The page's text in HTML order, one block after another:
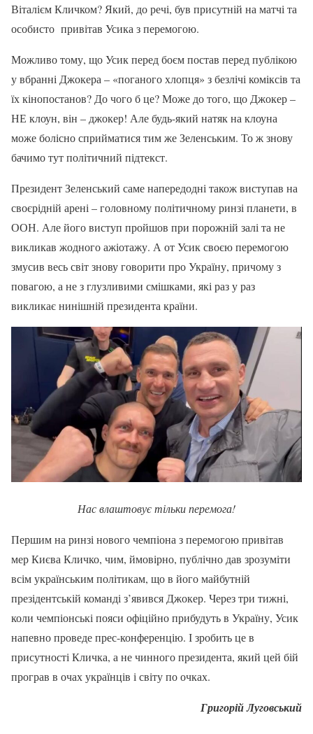
Віталієм Кличком? Який, до речі, був присутній на матчі та
особисто привітав Усика з перемогою.
Можливо тому, що Усик перед боєм постав перед публікою
у вбранні Джокера – «поганого хлопця» з безлічі коміксів та
їх кінопостанов? До чого б це? Може до того, що Джокер –
НЕ клоун, він – джокер! Але будь-який натяк на клоуна
може болісно сприйматися тим же Зеленським. То ж знову
бачимо тут політичний підтекст.
Президент Зеленський саме напередодні також виступав на
своєрідній арені – головному політичному ринзі планети, в
ООН. Але його виступ пройшов при порожній залі та не
викликав жодного ажіотажу. А от Усик своєю перемогою
змусив весь світ знову говорити про Україну, причому з
повагою, а не з глузливими смішками, які раз у раз
викликає нинішній президента країни.
Нас влаштовує тільки перемога!
Першим на ринзі нового чемпіона з перемогою привітав
мер Києва Кличко, чим, ймовірно, публічно дав зрозуміти
всім українським політикам, що в його майбутній
презідентській команді з’явився Джокер. Через три тижні,
коли чемпіонські пояси офіційно прибудуть в Україну, Усик
напевно проведе прес-конференцію. І зробить це в
присутності Кличка, а не чинного президента, який цей бій
програв в очах українців і світу по очках.
Григорій Луговський